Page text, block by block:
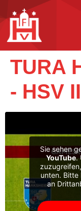
TURA
- HSV
Sie sehen
YouTube.
unten. Bitte
an